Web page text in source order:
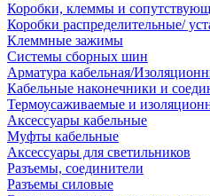
Коробки, клеммы и
Коробки распределительные/
Клеммные зажимы
Системы сборных шин
Арматура кабельная/
Кабельные наконечники и
Термоусаживаемые и
Аксессуары кабельные
Муфты кабельные
Аксессуары для светильников
Разъемы, соединители
Разъемы силовые